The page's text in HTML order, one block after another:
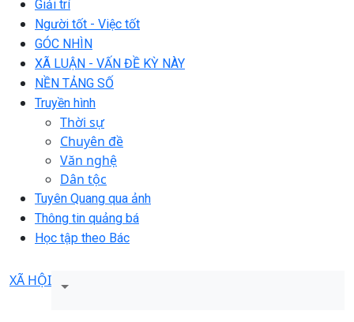
Giải trí
Người tốt - Việc tốt
GÓC NHÌN
XÃ LUẬN - VẤN ĐỀ KỲ NÀY
NỀN TẢNG SỐ
Truyền hình
Thời sự
Chuyên đề
Văn nghệ
Dân tộc
Tuyên Quang qua ảnh
Thông tin quảng bá
Học tập theo Bác
XÃ HỘI